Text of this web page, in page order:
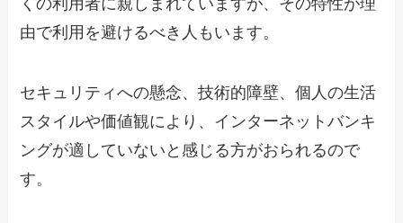
由で利用を避けるべき人もいます。
セキュリティへの懸念、技術的障壁、個人の生活
スタイルや価値観により、インターネットバンキ
ングが適していないと感じる方がおられるので
す。